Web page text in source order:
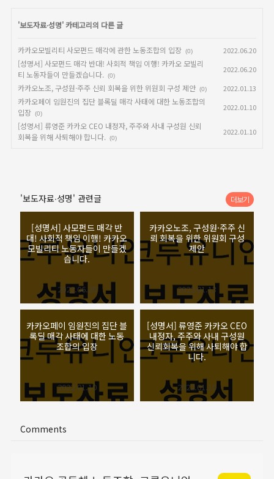
'보도자료∙성명' 카테고리의 다른 글
카카오모빌리티 사모펀드 매각에 관한 노동조합의 입장 (0) 2022.06.20
[성명서] 사모펀드 매각 반대! 사회적 책임 이행! 카카오 모빌리
티 노동자들이 만들겠습니다.
(0)
2022.06.20
카카오노조, 구성원·주주 신뢰 회복을 위한 위원회 구성 제안 (0) 2022.01.13
카카오페이 임원진의 집단 블록딜 매각 사태에 대한 노동조합의
입장 (0)
2022.01.10
[성명서] 류영준 카카오 CEO 내정자, 주주와 사내 구성원 신뢰
회복을 위해 사퇴해야 합니다.
(0)
2022.01.10
'보도자료∙성명' 관련글
[성명서] 사모펀드 매각 반
대! 사회적 책임 이행! 카카오
모빌리티 노동자들이 만들겠
습니다.
2022.06.20
카카오노조, 구성원·주주 신
뢰 회복을 위한 위원회 구성
제안
2022.01.13
카카오페이 임원진의 집단 블
록딜 매각 사태에 대한 노동
조합의 입장
2022.01.10
[성명서] 류영준 카카오 CEO
내정자, 주주와 사내 구성원
신뢰회복을 위해 사퇴해야 합
니다.
2022.01.10
더보기
Comments